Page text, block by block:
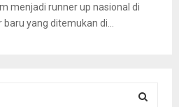
menjadi runner up nasional di
yang ditemukan di...